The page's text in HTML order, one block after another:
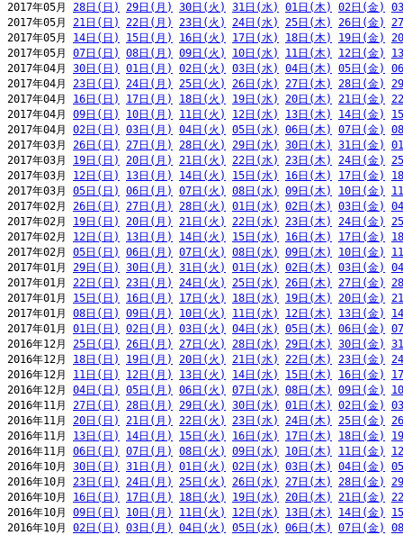
2017年05月 28日(日) 29日(月) 30日(火) 31日(水) 01日(木) 02日(金)
2017年05月 21日(日) 22日(月) 23日(火) 24日(水) 25日(木) 26日(金)
2017年05月 14日(日) 15日(月) 16日(火) 17日(水) 18日(木) 19日(金)
2017年05月 07日(日) 08日(月) 09日(火) 10日(水) 11日(木) 12日(金)
2017年04月 30日(日) 01日(月) 02日(火) 03日(水) 04日(木) 05日(金)
2017年04月 23日(日) 24日(月) 25日(火) 26日(水) 27日(木) 28日(金)
2017年04月 16日(日) 17日(月) 18日(火) 19日(水) 20日(木) 21日(金)
2017年04月 09日(日) 10日(月) 11日(火) 12日(水) 13日(木) 14日(金)
2017年04月 02日(日) 03日(月) 04日(火) 05日(水) 06日(木) 07日(金)
2017年03月 26日(日) 27日(月) 28日(火) 29日(水) 30日(木) 31日(金)
2017年03月 19日(日) 20日(月) 21日(火) 22日(水) 23日(木) 24日(金)
2017年03月 12日(日) 13日(月) 14日(火) 15日(水) 16日(木) 17日(金)
2017年03月 05日(日) 06日(月) 07日(火) 08日(水) 09日(木) 10日(金)
2017年02月 26日(日) 27日(月) 28日(火) 01日(水) 02日(木) 03日(金)
2017年02月 19日(日) 20日(月) 21日(火) 22日(水) 23日(木) 24日(金)
2017年02月 12日(日) 13日(月) 14日(火) 15日(水) 16日(木) 17日(金)
2017年02月 05日(日) 06日(月) 07日(火) 08日(水) 09日(木) 10日(金)
2017年01月 29日(日) 30日(月) 31日(火) 01日(水) 02日(木) 03日(金)
2017年01月 22日(日) 23日(月) 24日(火) 25日(水) 26日(木) 27日(金)
2017年01月 15日(日) 16日(月) 17日(火) 18日(水) 19日(木) 20日(金)
2017年01月 08日(日) 09日(月) 10日(火) 11日(水) 12日(木) 13日(金)
2017年01月 01日(日) 02日(月) 03日(火) 04日(水) 05日(木) 06日(金)
2016年12月 25日(日) 26日(月) 27日(火) 28日(水) 29日(木) 30日(金)
2016年12月 18日(日) 19日(月) 20日(火) 21日(水) 22日(木) 23日(金)
2016年12月 11日(日) 12日(月) 13日(火) 14日(水) 15日(木) 16日(金)
2016年12月 04日(日) 05日(月) 06日(火) 07日(水) 08日(木) 09日(金)
2016年11月 27日(日) 28日(月) 29日(火) 30日(水) 01日(木) 02日(金)
2016年11月 20日(日) 21日(月) 22日(火) 23日(水) 24日(木) 25日(金)
2016年11月 13日(日) 14日(月) 15日(火) 16日(水) 17日(木) 18日(金)
2016年11月 06日(日) 07日(月) 08日(火) 09日(水) 10日(木) 11日(金)
2016年10月 30日(日) 31日(月) 01日(火) 02日(水) 03日(木) 04日(金)
2016年10月 23日(日) 24日(月) 25日(火) 26日(水) 27日(木) 28日(金)
2016年10月 16日(日) 17日(月) 18日(火) 19日(水) 20日(木) 21日(金)
2016年10月 09日(日) 10日(月) 11日(火) 12日(水) 13日(木) 14日(金)
2016年10月 02日(日) 03日(月) 04日(火) 05日(水) 06日(木) 07日(金)